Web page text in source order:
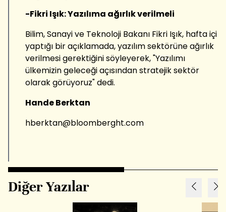
-Fikri Işık: Yazılıma ağırlık verilmeli
Bilim, Sanayi ve Teknoloji Bakanı Fikri Işık, hafta içi
yaptığı bir açıklamada, yazılım sektörüne ağırlık
verilmesi gerektiğini söyleyerek, "Yazılımı
ülkemizin geleceği açısından stratejik sektör
olarak görüyoruz" dedi.
Hande Berktan
hberktan@bloomberght.com
Diğer Yazılar